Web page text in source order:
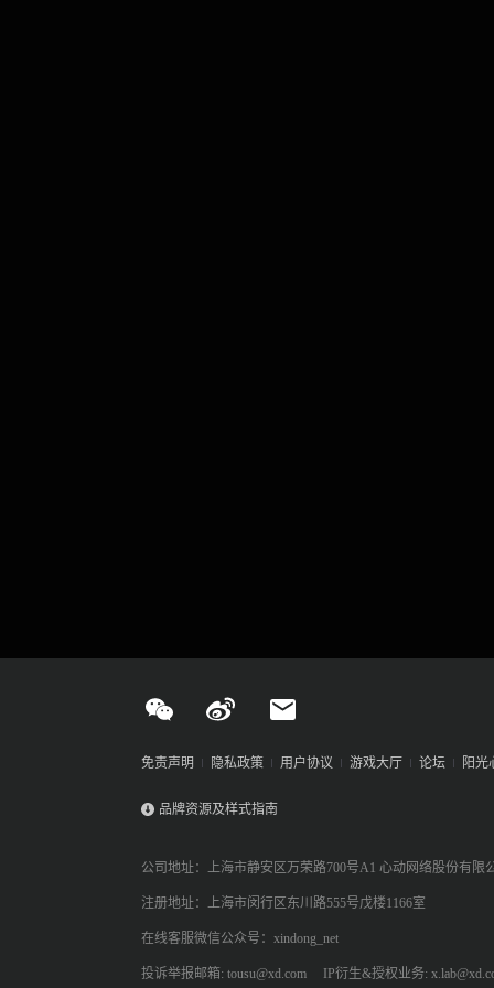
免责声明 隐私政策 用户协议 游戏大厅 论坛 阳光
品牌资源及样式指南
公司地址：上海市静安区万荣路700号A1 心动网络股份有限
注册地址：上海市闵行区东川路555号戊楼1166室
在线客服微信公众号：xindong_net
投诉举报邮箱: tousu@xd.com IP衍生&授权业务: